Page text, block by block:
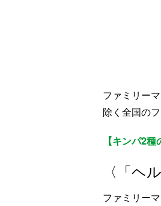
ファミリー
除く全国の
【キンパ2種
〈「ヘ
ファミリー